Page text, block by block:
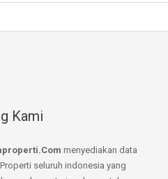
Kami
menyediakan data
seluruh indonesia yang